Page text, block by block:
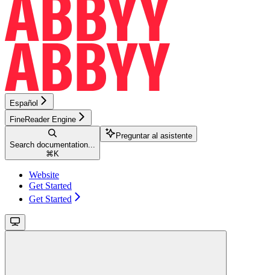
Español
FineReader Engine
Search documentation...
⌘ K
Preguntar al asistente
Website
Get Started
Get Started